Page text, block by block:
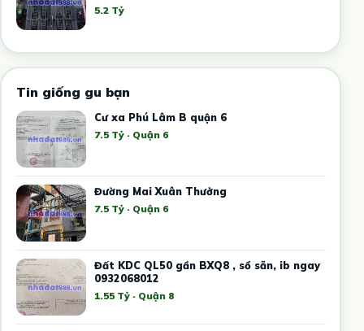
5.2 Tỷ
Tin giống gu bạn
Cư xa Phú Lâm B quận 6
7.5 Tỷ · Quận 6
Đường Mai Xuân Thưởng
7.5 Tỷ · Quận 6
Đất KDC QL50 gần BXQ8 , sổ sẵn, ib ngay
0932068012
1.55 Tỷ · Quận 8